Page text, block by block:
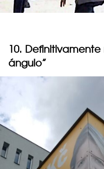
10. Definitivamente
ángulo”